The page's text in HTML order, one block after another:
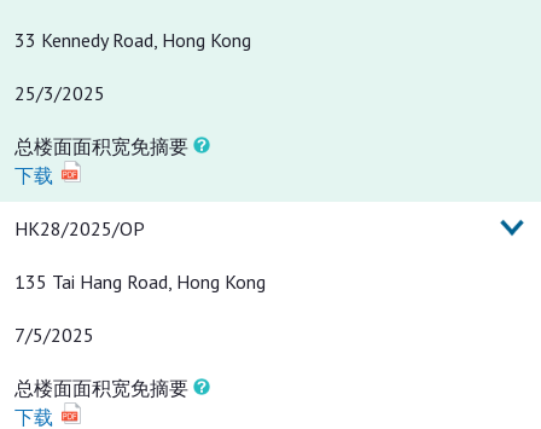
33 Kennedy Road, Hong Kong
25/3/2025
总楼面面积宽免摘要
下载
HK28/2025/OP
135 Tai Hang Road, Hong Kong
7/5/2025
总楼面面积宽免摘要
下载